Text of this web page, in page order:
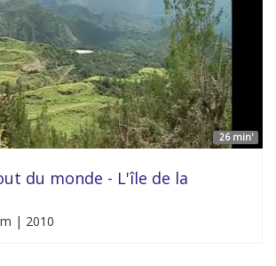
26 min'
du monde - L'île de la
| 2010